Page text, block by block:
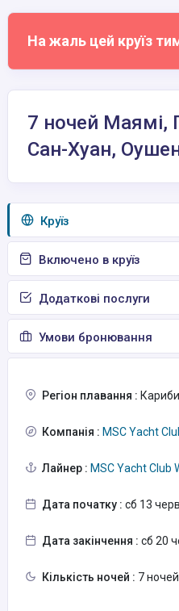
На жаль цей круїз
7 ночей Маямі,
Сан-Хуан,
Круїз
Включено в круїз
Додаткові послуги
Умови бронювання
Регіон плавання : Кариби
Компанія : MSC Yacht
Лайнер : MSC Yacht Club
Дата початку : сб 13
Дата закінчення : сб 20
Кількість ночей : 7 ночей